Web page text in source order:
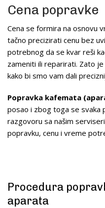
Cena popravke
Cena se formira na osnovu
tačno precizirati cenu bez
potrebnog da se kvar reši
zameniti ili reparirati. Zato
kako bi smo vam dali
Popravka kafemata
posao i zbog toga se svaka
razgovoru sa našim
popravku, cenu i vreme
Procedura
aparata